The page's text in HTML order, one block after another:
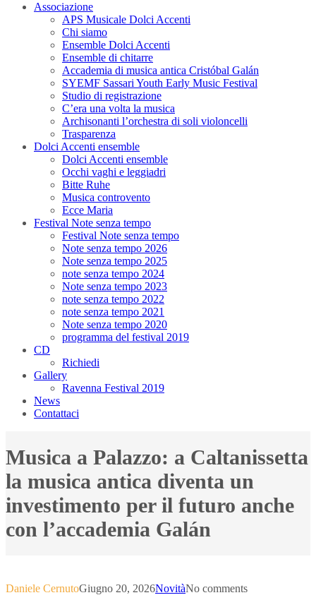
Associazione
APS Musicale Dolci Accenti
Chi siamo
Ensemble Dolci Accenti
Ensemble di chitarre
Accademia di musica antica Cristóbal Galán
SYEMF Sassari Youth Early Music Festival
Studio di registrazione
C’era una volta la musica
Archisonanti l’orchestra di soli violoncelli
Trasparenza
Dolci Accenti ensemble
Dolci Accenti ensemble
Occhi vaghi e leggiadri
Bitte Ruhe
Musica controvento
Ecce Maria
Festival Note senza tempo
Festival Note senza tempo
Note senza tempo 2026
Note senza tempo 2025
note senza tempo 2024
Note senza tempo 2023
note senza tempo 2022
note senza tempo 2021
Note senza tempo 2020
programma del festival 2019
CD
Richiedi
Gallery
Ravenna Festival 2019
News
Contattaci
Musica a Palazzo: a Caltanissetta
la musica antica diventa un
investimento per il futuro anche
con l’accademia Galán
Daniele CernutoGiugno 20, 2026NovitàNo comments